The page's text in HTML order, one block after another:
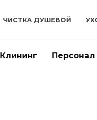
ЧИСТКА ДУШЕВОЙ
Клининг Персонал